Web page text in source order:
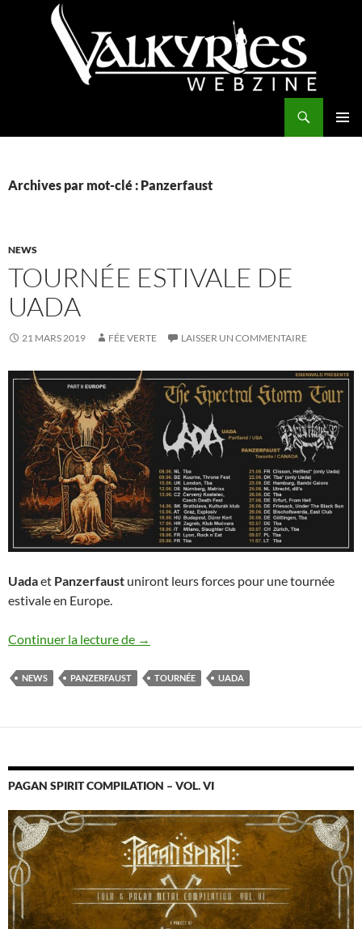
Archives par mot-clé : Panzerfaust
NEWS
TOURNÉE ESTIVALE DE
UADA
21 MARS 2019 FÉE VERTE LAISSER UN COMMENTAIRE
Uadaet Panzerfaust uniront leurs forces pour une tournée
estivale en Europe.
Continuer la lecture de Tournée estivale de Uada
→
NEWS PANZERFAUST TOURNÉE UADA
PAGAN SPIRIT COMPILATION – VOL. VI